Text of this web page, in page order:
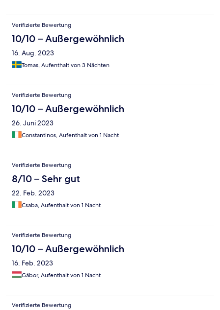
Verifizierte Bewertung
10/10 – Außergewöhnlich
16. Aug. 2023
Tomas, Aufenthalt von 3 Nächten
Verifizierte Bewertung
10/10 – Außergewöhnlich
26. Juni 2023
Constantinos, Aufenthalt von 1 Nacht
Verifizierte Bewertung
8/10 – Sehr gut
22. Feb. 2023
Csaba, Aufenthalt von 1 Nacht
Verifizierte Bewertung
10/10 – Außergewöhnlich
16. Feb. 2023
Gábor, Aufenthalt von 1 Nacht
Verifizierte Bewertung